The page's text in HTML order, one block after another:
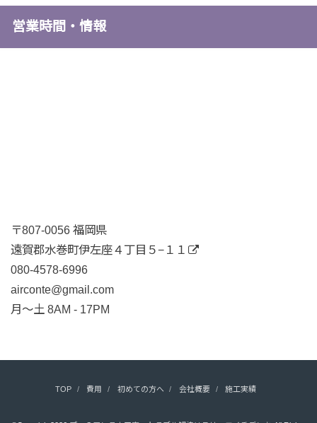
営業時間・情報
〒807-0056 福岡県
遠賀郡水巻町伊左座４丁目５−１１
080-4578-6996
airconte@gmail.com
月〜土 8AM - 17PM
TOP 費用 初めての方へ 会社概要 施工実績